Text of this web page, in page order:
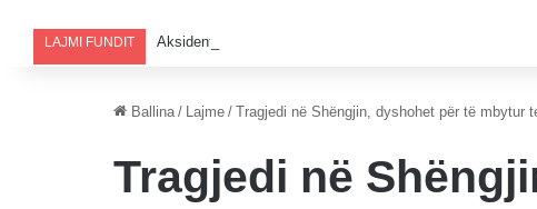
LAJMI FUNDIT Aksident në orët e para të mëngjesit në Gjilan, katër
Ballina / Lajme / Tragjedi në Shëngjin, dyshohet për të mbytur
Tragjedi në